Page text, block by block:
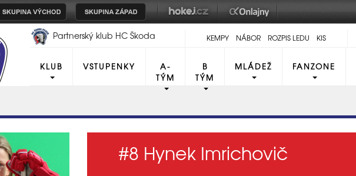
Partnerský klub HC Škoda
KEMPY NÁBOR ROZPIS LEDU KIS
KLUB VSTUPENKY
A-
TÝM
B
TÝM
MLÁDEŽ FANZONE
#8 Hynek Imrichovič